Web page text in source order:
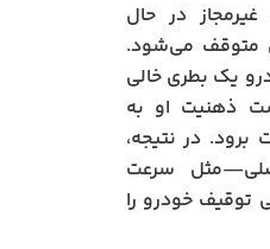
در حال
متوقف می‌شود.
یک بطری خالی
ذهنیت او به
در نتیجه،
سرعت
توقیف خودرو را